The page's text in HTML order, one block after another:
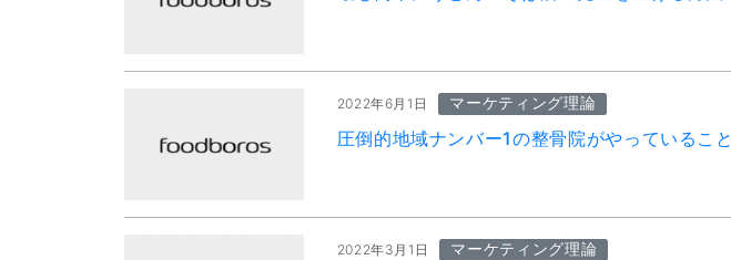
2022年6月1日 マーケティング理論
圧倒的地域ナンバー1の整骨院がやっていること
2022年3月1日 マーケティング理論